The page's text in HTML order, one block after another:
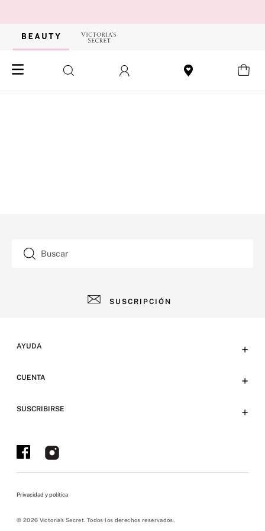
Buscar
SUSCRIPCIÓN
AYUDA +
Preguntas frecuentes
Bases y condiciones
Políticas de privacidad
Políticas pickup
CUENTA +
SUSCRIBIRSE +
Ofertas en Tienda y Eventos
Privacidad y política
© 2026 Victoria's Secret. Todos los derechos reservados.